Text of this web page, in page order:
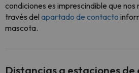
condiciones es imprescindible que nos
través del apartado de contacto
mascota.
Distancias a estaciones de